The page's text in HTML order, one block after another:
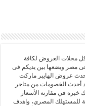
مجلات العروض لكافة
فى مصر ويضعها بين يديكم فى
عروض الهايبر ماركت
أحدث الخصومات من متاجر
خبرة في مقارنة الأسعار
للمستهلك المصري، واهدف